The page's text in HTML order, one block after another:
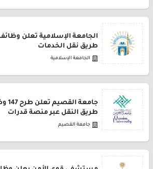
الجامعة الإسلامية تعلن
طريق نقل الخدمات
الجامعة الإسلامية
طريق النقل عبر منصة قدرات
جامعة القصيم